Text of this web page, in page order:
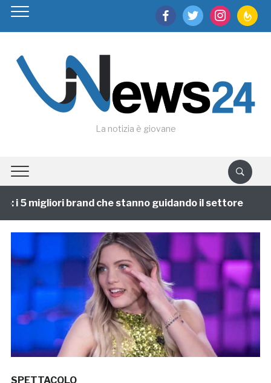
facebooktwitter instagram
La notizia è giovane
5 migliori brand che stanno guidando il settore
SPETTACOLO